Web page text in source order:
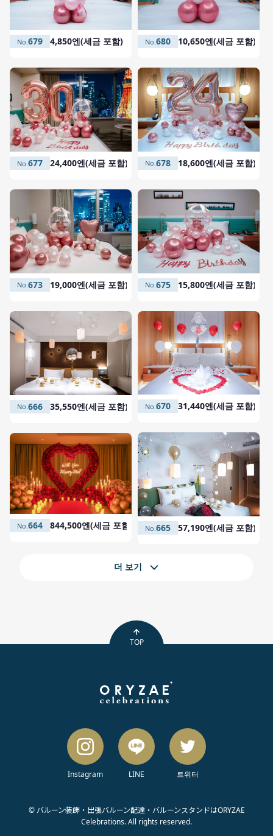
680 10,650엔(세금 포함)
679 4,850엔(세금 포함)
678 18,600엔(세금 포함)
677 24,400엔(세금 포함)
675 15,800엔(세금 포함)
673 19,000엔(세금 포함)
670 31,440엔(세금 포함)
666 35,550엔(세금 포함)
665 57,190엔(세금 포함)
664 844,500엔(세금 포함)
더 보기
TOP
Instagram LINE 트위터
© バルーン装飾・出張バルーン配達・バルーンスタンドはORYZAE
Celebrations. All rights reserved.